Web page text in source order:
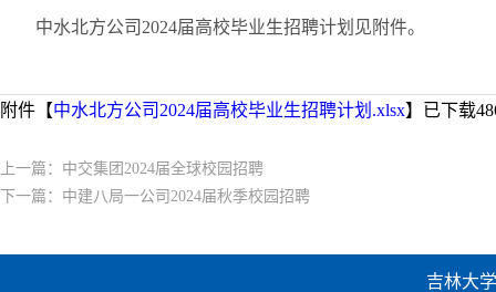
中水北方公司2024届高校毕业生招聘计划见附件。
附件【中水北方公司2024届高校毕业生招聘计划.xlsx】已下载
上一篇： 中交集团2024届全球校园招聘
下一篇： 中建八局一公司2024届秋季校园招聘
吉林大